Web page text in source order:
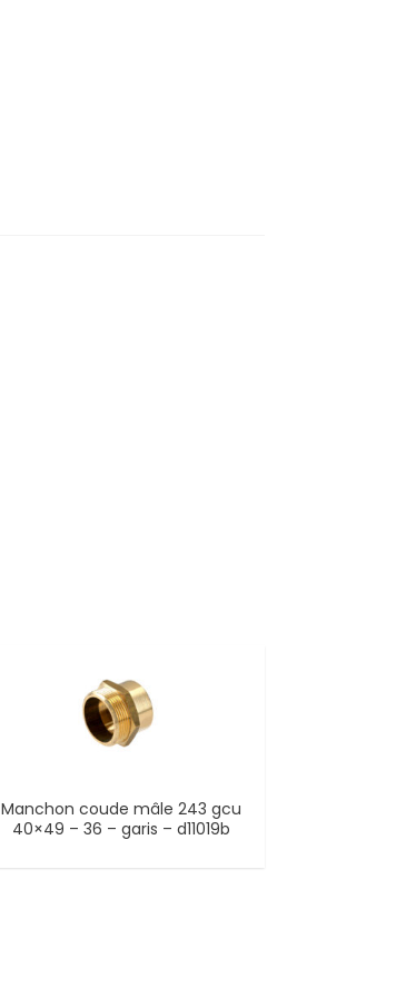
Manchon coude mâle 243 gcu
40×49 – 36 – garis – d11019b